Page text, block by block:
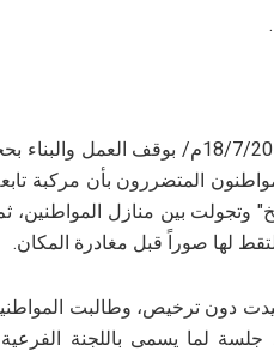
وجهت سلطات الاحتلال الإسرائيلي، بتاريخ
المتضررون بأن مركبة
بين منازل المواطنين،
لها صوراً قبل مغادرة المكان.
دون ترخيص، وطالبت
موعداً لانعقاد جلسة لما يسمى